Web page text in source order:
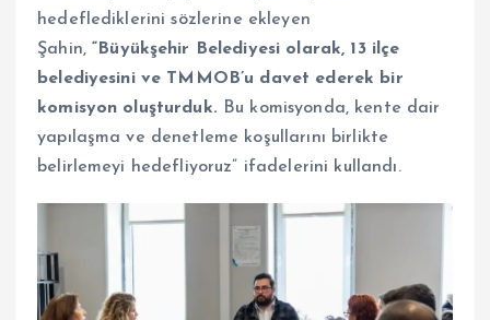
hedeflediklerini sözlerine ekleyen
Şahin,“Büyükşehir Belediyesi olarak, 13 ilçe
belediyesini ve TMMOB’u davet ederek bir
komisyon oluşturduk. Bu komisyonda, kente dair
yapılaşma ve denetleme koşullarını birlikte
belirlemeyi hedefliyoruz” ifadelerini kullandı.